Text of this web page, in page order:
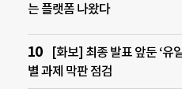
는 플랫폼 나왔다
[화보] 최종 발표 앞둔 ‘유
별 과제 막판 점검